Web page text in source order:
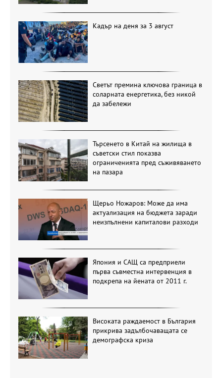
Кадър на деня за 3 август
Светът премина ключова граница в
соларната енергетика, без никой
да забележи
Търсенето в Китай на жилища в
съветски стил показва
ограниченията пред съживяването
на пазара
Щерьо Ножаров: Може да има
актуализация на бюджета заради
неизпълнени капиталови разходи
Япония и САЩ са предприели
първа съвместна интервенция в
подкрепа на йената от 2011 г.
Високата раждаемост в България
прикрива задълбочаващата се
демографска криза